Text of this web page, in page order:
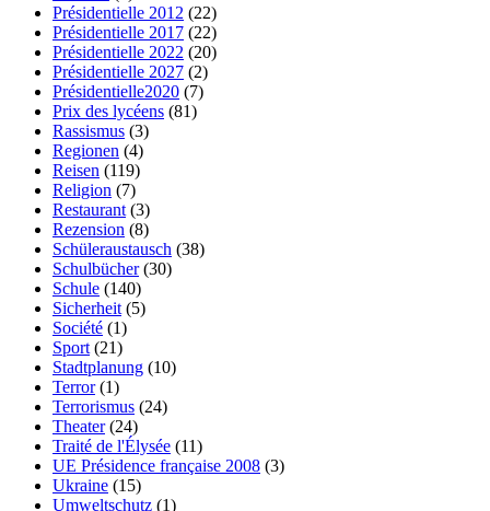
Présidentielle 2012 (22)
Présidentielle 2017 (22)
Présidentielle 2022 (20)
Présidentielle 2027 (2)
Présidentielle2020 (7)
Prix des lycéens (81)
Rassismus (3)
Regionen (4)
Reisen (119)
Religion (7)
Restaurant (3)
Rezension (8)
Schüleraustausch (38)
Schulbücher(30)
Schule (140)
Sicherheit (5)
Société (1)
Sport (21)
Stadtplanung (10)
Terror(1)
Terrorismus (24)
Theater(24)
Traité de l'Élysée (11)
UE Présidence française 2008 (3)
Ukraine (15)
Umweltschutz (1)